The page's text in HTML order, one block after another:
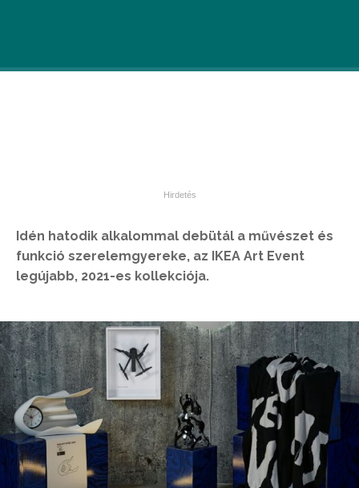
Idén hatodik alkalommal debütál a művészet és
funkció szerelemgyereke, az IKEA Art Event
legújabb, 2021-es kollekciója.